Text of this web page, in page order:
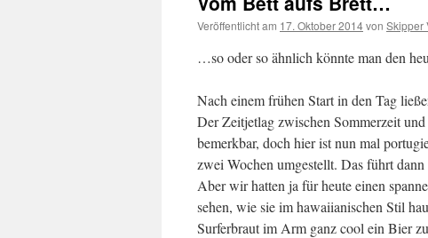
Veröffentlicht am 17. Oktober 2014von Skipper
…so oder so ähnlich könnte man den
Nach einem frühen Start in den Tag
Der Zeitjetlag zwischen Sommerzeit
bemerkbar, doch hier ist nun mal
zwei Wochen umgestellt. Das führt
Aber wir hatten ja für heute einen
sehen, wie sie im hawaiianischen Stil
Surferbraut im Arm ganz cool ein Bier